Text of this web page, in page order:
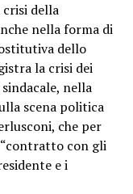
crisi della
nella forma di
dello
la crisi dei
nella
scena politica
che per
con gli
e i